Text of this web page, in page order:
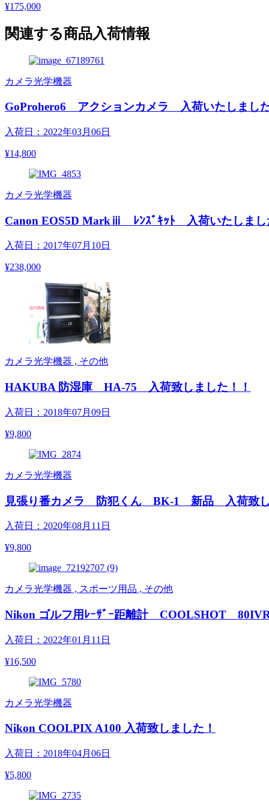
¥175,000
関連する商品入荷情報
カメラ光学機器
GoProhero6 アクションカメラ 入荷いたしまし
入荷日：2022年03月06日
¥14,800
カメラ光学機器
Canon EOS5D Markⅲ ﾚﾝｽﾞｷｯﾄ 入荷いたしまし
入荷日：2017年07月10日
¥238,000
カメラ光学機器 , その他
HAKUBA 防湿庫 HA-75 入荷致しました！！
入荷日：2018年07月09日
¥9,800
カメラ光学機器
見張り番カメラ 防犯くん BK-1 新品 入荷致し
入荷日：2020年08月11日
¥9,800
カメラ光学機器 , スポーツ用品 , その他
Nikon ゴルフ用ﾚｰｻﾞｰ距離計 COOLSHOT
入荷日：2022年01月11日
¥16,500
カメラ光学機器
Nikon COOLPIX A100 入荷致しました！
入荷日：2018年04月06日
¥5,800